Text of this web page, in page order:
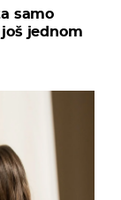
samo
jednom